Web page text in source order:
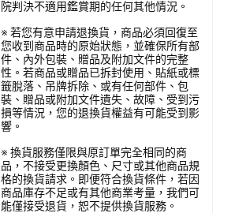
院判決不適用鑑賞期的任何其他情況。
※ 若您有意申請退換貨，商品必須回復至
您收到商品時的原始狀態，並確保所有部
件、內外包裝、贈品及附加文件的完整
性。若商品或贈品已拆封使用、貼紙或標
籤脫落、吊牌拆除、或有任何部件、包
裝、贈品或附加文件遺失、故障、受到污
損等情況，您的退換貨權益有可能受到影
響。
※ 換貨服務僅限與原訂單完全相同的商
品，不接受更換顏色、尺寸或其他商品規
格的換貨請求。即便符合換貨條件，若因
商品庫存不足或有其他商業考量，我們可
能僅接受退貨，恕不提供換貨服務。